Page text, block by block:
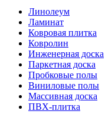
Линолеум
Ламинат
Ковровая плитка
Ковролин
Инженерная доска
Паркетная доска
Пробковые полы
Виниловые полы
Массивная доска
ПВХ-плитка